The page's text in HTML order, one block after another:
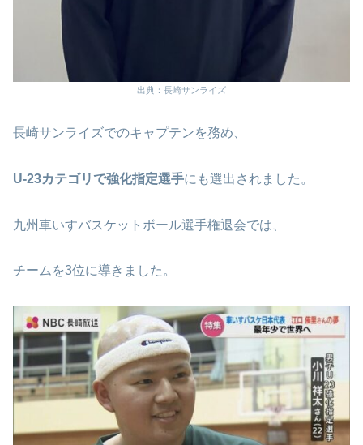
出典：長崎サンライズ
長崎サンライズでのキャプテンを務め、
U-23カテゴリで強化指定選手にも選出されました。
九州車いすバスケットボール選手権退会では、
チームを3位に導きました。